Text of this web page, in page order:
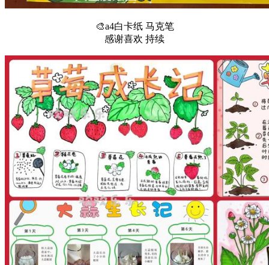
🎨a4白卡纸 马克笔
感谢喜欢 持续